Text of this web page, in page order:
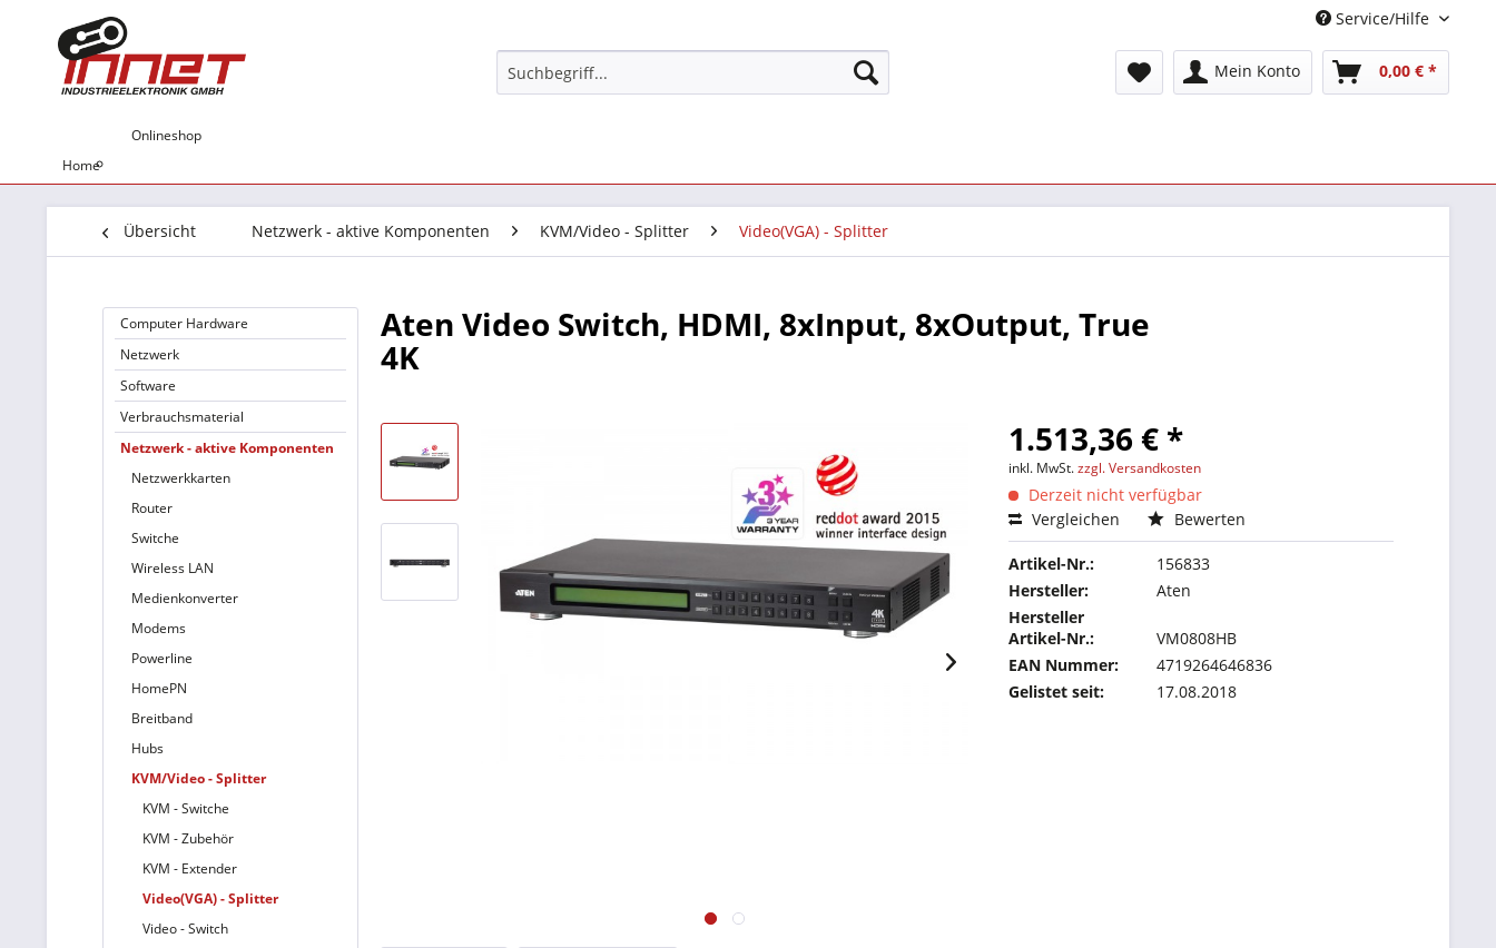
Service/Hilfe
Mein Konto 0,00 € *
Home
Onlineshop
Übersicht Netzwerk - aktive Komponenten KVM/Video - Splitter Video(VGA) - Splitter
Computer Hardware
Netzwerk
Software
Verbrauchsmaterial
Netzwerk - aktive Komponenten
Netzwerkkarten
Router
Switche
Wireless LAN
Medienkonverter
Modems
Powerline
HomePN
Breitband
Hubs
KVM/Video - Splitter
KVM - Switche
KVM - Zubehör
KVM - Extender
Video(VGA) - Splitter
Video - Switch
Aten Video Switch, HDMI, 8xInput, 8xOutput, True
4K
1.513,36 € *
inkl. MwSt.zzgl. Versandkosten
Derzeit nicht verfügbar
Vergleichen
Bewerten
Artikel-Nr.:
156833
Hersteller:
Aten
Hersteller
Artikel-Nr.:
VM0808HB
EAN Nummer:
4719264646836
Gelistet seit:
17.08.2018